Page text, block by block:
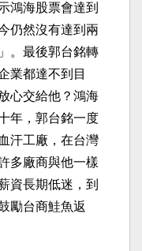
鴻海股票會達到
仍然沒有達到兩
。最後郭台銘轉
業都達不到目
心交給他？鴻海
年，郭台銘一度
汗工廠，在台灣
多廠商與他一樣
資長期低迷，到
勵台商鮭魚返